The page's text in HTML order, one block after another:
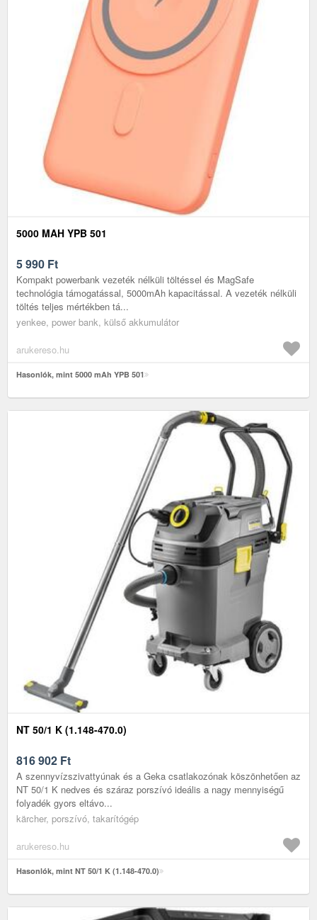
5000 MAH YPB 501
5 990 Ft
Kompakt powerbank vezeték nélküli töltéssel és MagSafe
technológia támogatással, 5000mAh kapacitással. A vezeték nélküli
töltés teljes mértékben tá...
yenkee, power bank, külső akkumulátor
arukereso.hu
Hasonlók, mint 5000 mAh YPB 501
NT 50/1 K (1.148-470.0)
816 902 Ft
A szennyvízszivattyúnak és a Geka csatlakozónak köszönhetően az
NT 50/1 K nedves és száraz porszívó ideális a nagy mennyiségű
folyadék gyors eltávo...
kärcher, porszívó, takarítógép
arukereso.hu
Hasonlók, mint NT 50/1 K (1.148-470.0)